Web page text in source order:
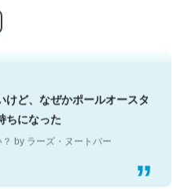
ど、なぜかポールオースタ
ちになった